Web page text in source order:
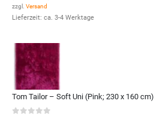
zzgl. Versand
Lieferzeit: ca. 3-4 Werktage
Tom Tailor – Soft Uni (Pink; 230 x 160 cm)